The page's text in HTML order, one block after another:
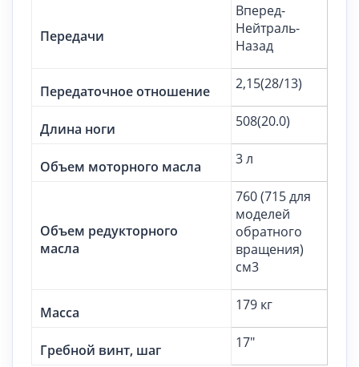
Передачи
Вперед-
Нейтраль-
Назад
Передаточное отношение 2,15(28/13)
Длина ноги 508(20.0)
Объем моторного масла 3 л
Объем редукторного
масла
760 (715 для
моделей
обратного
вращения)
см3
Масса 179 кг
Гребной винт, шаг 17″